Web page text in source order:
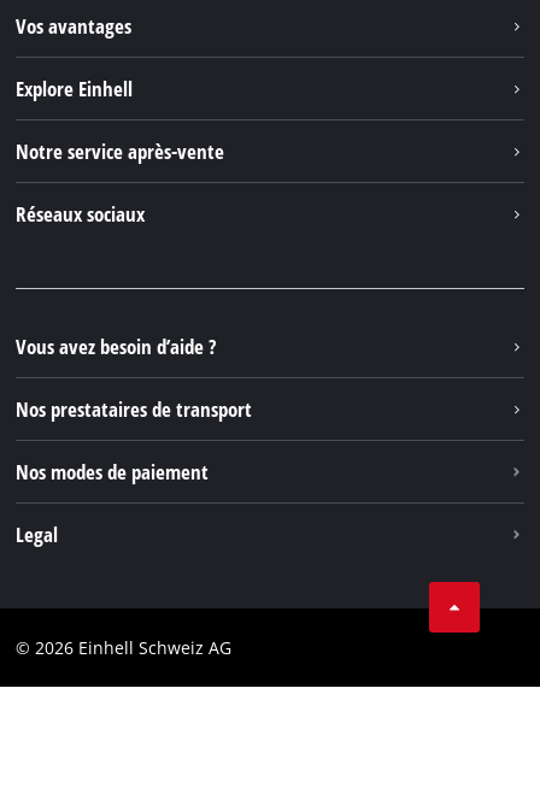
Vos avantages
Explore Einhell
Einhell Germany AG
Notre service après-vente
Réseaux sociaux
Instagram
TikTok
Pinterest
Vous avez besoin d’aide ?
Nos prestataires de transport
Nos modes de paiement
Legal
Marque
© 2026 Einhell Schweiz AG